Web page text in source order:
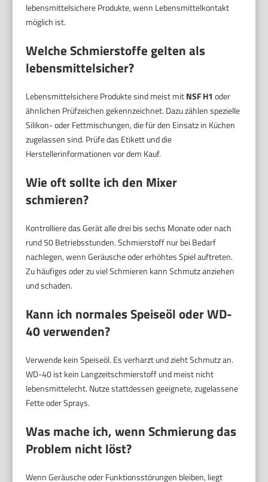
lebensmittelsichere Produkte, wenn Lebensmittelkontakt
möglich ist.
Welche Schmierstoffe gelten als
lebensmittelsicher?
Lebensmittelsichere Produkte sind meist mitNSF H1 oder
ähnlichen Prüfzeichen gekennzeichnet. Dazu zählen spezielle
Silikon- oder Fettmischungen, die für den Einsatz in Küchen
zugelassen sind. Prüfe das Etikett und die
Herstellerinformationen vor dem Kauf.
Wie oft sollte ich den Mixer
schmieren?
Kontrolliere das Gerät alle drei bis sechs Monate oder nach
rund 50 Betriebsstunden. Schmierstoff nur bei Bedarf
nachlegen, wenn Geräusche oder erhöhtes Spiel auftreten.
Zu häufiges oder zu viel Schmieren kann Schmutz anziehen
und schaden.
Kann ich normales Speiseöl oder WD-
40 verwenden?
Verwende kein Speiseöl. Es verharzt und zieht Schmutz an.
WD-40 ist kein Langzeitschmierstoff und meist nicht
lebensmittelecht. Nutze stattdessen geeignete, zugelassene
Fette oder Sprays.
Was mache ich, wenn Schmierung das
Problem nicht löst?
Wenn Geräusche oder Funktionsstörungen bleiben, liegt